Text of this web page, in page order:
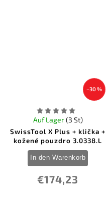
–30 %
SwissTool X Plus + klička +
kožené pouzdro 3.0338.L
Auf Lager(3 St)
€174,23
In den Warenkorb